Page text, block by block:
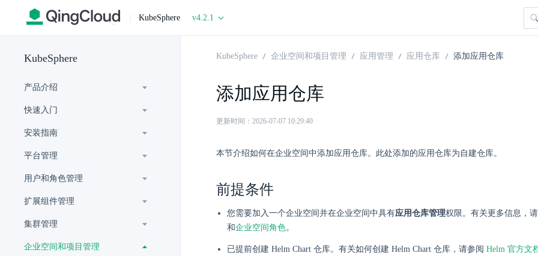
| KubeSphere v4.2.1
KubeSphere
产品介绍
快速入门
安装指南
平台管理
用户和角色管理
扩展组件管理
集群管理
企业空间和项目管理
KubeSphere 企业空间和项目管理 应用管理 应用仓库 添加应用仓库
添加应用仓库
更新时间：2026-07-07 10:29:40
本节介绍如何在企业空间中添加应用仓库。此处添加的应用仓库为自建仓库。
前提条件
您需要加入一个企业空间并在企业空间中具有应用仓库管理权限。有关更多信息，
和企业空间角色。
已提前创建 Helm Chart 仓库。有关如何创建 Helm Chart 仓库，请参阅 Helm 官方文